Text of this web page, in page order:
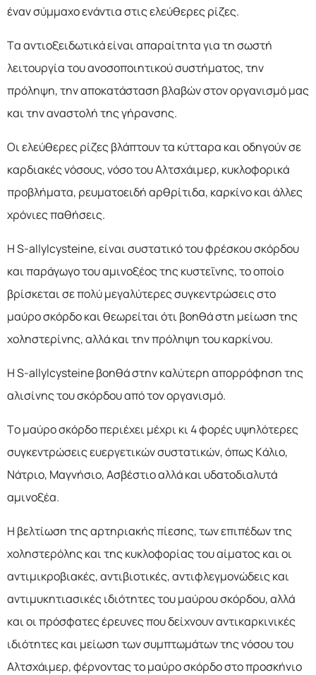
έναν σύμμαχο ενάντια στις ελεύθερες ρίζες.
Τα αντιοξειδωτικά είναι απαραίτητα για τη σωστή
λειτουργία του ανοσοποιητικού συστήματος, την
πρόληψη, την αποκατάσταση βλαβών στον οργανισμό μας
και την αναστολή της γήρανσης.
Οι ελεύθερες ρίζες βλάπτουν τα κύτταρα και οδηγούν σε
καρδιακές νόσους, νόσο του Αλτσχάιμερ, κυκλοφορικά
προβλήματα, ρευματοειδή αρθρίτιδα, καρκίνο και άλλες
χρόνιες παθήσεις.
Η S-allylcysteine, είναι συστατικό του φρέσκου σκόρδου
και παράγωγο του αμινοξέος της κυστεΐνης, το οποίο
βρίσκεται σε πολύ μεγαλύτερες συγκεντρώσεις στο
μαύρο σκόρδο και θεωρείται ότι βοηθά στη μείωση της
χοληστερίνης, αλλά και την πρόληψη του καρκίνου.
Η S-allylcysteine βοηθά στην καλύτερη απορρόφηση της
αλισίνης του σκόρδου από τον οργανισμό.
Το μαύρο σκόρδο περιέχει μέχρι κι 4 φορές υψηλότερες
συγκεντρώσεις ευεργετικών συστατικών, όπως Κάλιο,
Νάτριο, Μαγνήσιο, Ασβέστιο αλλά και υδατοδιαλυτά
αμινοξέα.
Η βελτίωση της αρτηριακής πίεσης, των επιπέδων της
χοληστερόλης και της κυκλοφορίας του αίματος και οι
αντιμικροβιακές, αντιβιοτικές, αντιφλεγμονώδεις και
αντιμυκητιασικές ιδιότητες του μαύρου σκόρδου, αλλά
και οι πρόσφατες έρευνες που δείχνουν αντικαρκινικές
ιδιότητες και μείωση των συμπτωμάτων της νόσου του
Αλτσχάιμερ, φέρνοντας το μαύρο σκόρδο στο προσκήνιο